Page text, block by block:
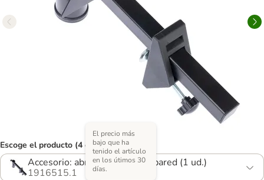
Escoge el producto (4 opciones)
Accesorio: abrazadera para la pared (1 ud.)
1916515.1
El precio más
bajo que ha
tenido el artículo
en los útimos 30
días.